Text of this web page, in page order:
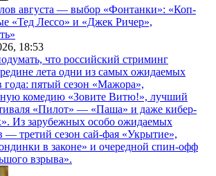
августа — выбор «Фонтанки»: «Коп-
«Тед Лессо» и «Джек Ричер»,
18:53
что российский стриминг
лета одни из самых ожидаемых
года: пятый сезон «Мажора»,
комедию «Зовите Витю!», лучший
«Пилот» — «Паша» и даже кибер-
Из зарубежных особо ожидаемых
— третий сезон сай-фая «Укрытие»,
в законе» и очередной спин-офф
взрыва».